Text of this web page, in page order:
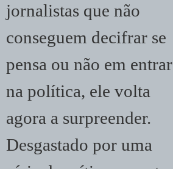
jornalistas que não
conseguem decifrar se
pensa ou não em entrar
na política, ele volta
agora a surpreender.
Desgastado por uma